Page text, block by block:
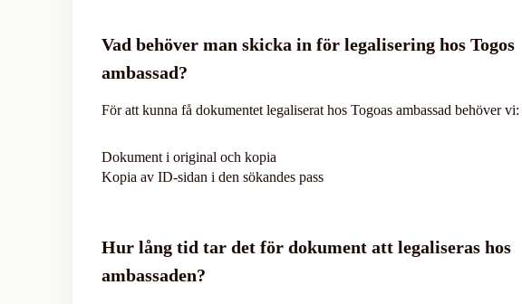
Vad behöver man skicka in för legalisering hos Togos
ambassad?
För att kunna få dokumentet legaliserat hos Togoas ambassad behöver vi:
Dokument i original och kopia
Kopia av ID-sidan i den sökandes pass
Hur lång tid tar det för dokument att legaliseras hos
ambassaden?